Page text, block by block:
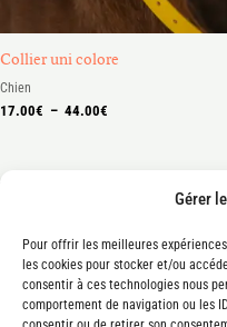
Gérer
Pour offrir les meilleures
les cookies pour stocker et/ou
consentir à ces technologies nous
comportement de navigation ou les
Collier uni colore
Chien
17.00€ – 44.00€